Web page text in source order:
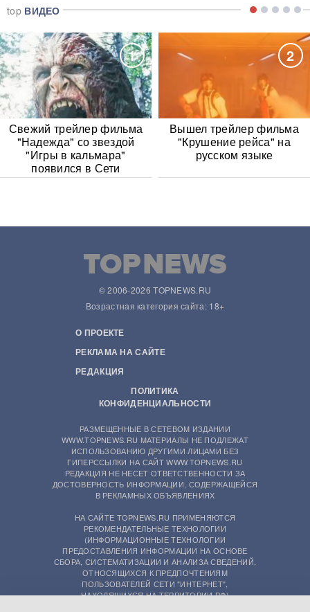
top ВИДЕО
1
Свежий трейлер фильма
"Надежда" со звездой
"Игры в кальмара"
появился в Сети
2
Вышел трейлер фильма
"Крушение рейса" на
русском языке
© 2006-2026 TOPNEWS.RU
Возрастная категория сайта: 18+
О ПРОЕКТЕ
РЕКЛАМА НА САЙТЕ
РЕДАКЦИЯ
ПОЛИТИКА
КОНФИДЕНЦИАЛЬНОСТИ
РАЗМЕЩЕННЫЕ В СЕТЕВОМ ИЗДАНИИ
WWW.TOPNEWS.RU МАТЕРИАЛЫ НЕ ПОДЛЕЖАТ
ИСПОЛЬЗОВАНИЮ ДРУГИМИ ЛИЦАМИ БЕЗ
ГИПЕРССЫЛКИ НА САЙТ WWW.TOPNEWS.RU
РЕДАКЦИЯ НЕ НЕСЕТ ОТВЕТСТВЕННОСТИ ЗА
ДОСТОВЕРНОСТЬ ИНФОРМАЦИИ, СОДЕРЖАЩЕЙСЯ
В РЕКЛАМНЫХ ОБЪЯВЛЕНИЯХ
НА САЙТЕ TOPNEWS.RU ПРИМЕНЯЮТСЯ
РЕКОМЕНДАТЕЛЬНЫЕ ТЕХНОЛОГИИ
(ИНФОРМАЦИОННЫЕ ТЕХНОЛОГИИ
ПРЕДОСТАВЛЕНИЯ ИНФОРМАЦИИ НА ОСНОВЕ
СБОРА, СИСТЕМАТИЗАЦИИ И АНАЛИЗА СВЕДЕНИЙ,
ОТНОСЯЩИХСЯ К ПРЕДПОЧТЕНИЯМ
ПОЛЬЗОВАТЕЛЕЙ СЕТИ "ИНТЕРНЕТ",
НАХОДЯЩИХСЯ НА ТЕРРИТОРИИ РФ)